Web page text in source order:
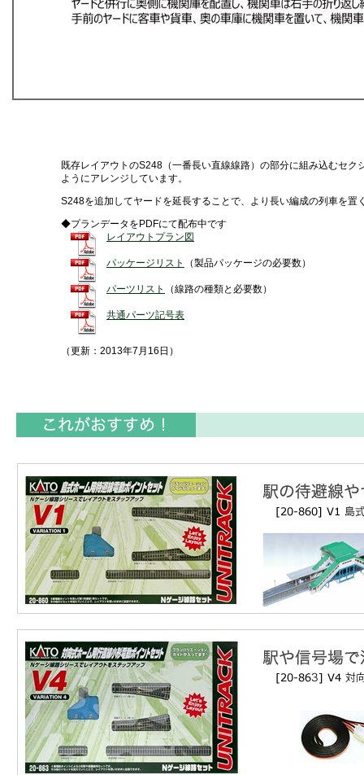
既存レイアウトのS248（一番長い直線線路）の部分に組み込むセ
ようにアレンジしています。
S248を追加してヤードを延長することで、より長い編成の列車を置
◆プランデータをPDFにて配布中です
レイアウトプラン図
パッケージリスト （製品パッケージの必要数）
パーツリスト （線路の種類と必要数）
共通パーツ記号表
（更新：2013年7月16日）